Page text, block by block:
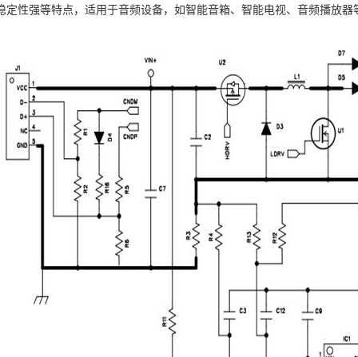
定性强等特点，适用于音频设备，如智能音箱、智能电视、音频播放器